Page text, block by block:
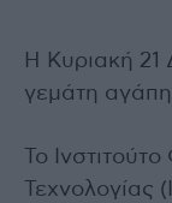
Η Κυριακή 21
γεμάτη
Το